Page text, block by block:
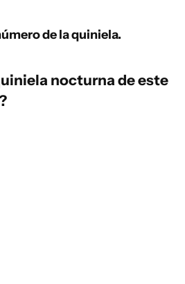
de la quiniela.
nocturna de este